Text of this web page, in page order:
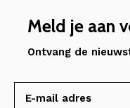
Meld je aan
Ontvang de